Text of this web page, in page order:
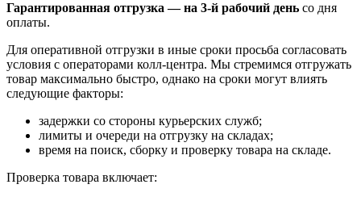
Гарантированная отгрузка — на 3‑й рабочий день со дня
оплаты.
Для оперативной отгрузки в иные сроки просьба согласовать
условия с операторами колл‑центра. Мы стремимся отгружать
товар максимально быстро, однако на сроки могут влиять
следующие факторы:
задержки со стороны курьерских служб;
лимиты и очереди на отгрузку на складах;
время на поиск, сборку и проверку товара на складе.
Проверка товара включает: